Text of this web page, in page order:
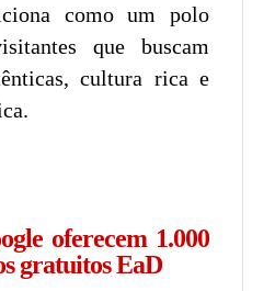
como um polo
que buscam
cultura rica e
oferecem 1.000
gratuitos EaD